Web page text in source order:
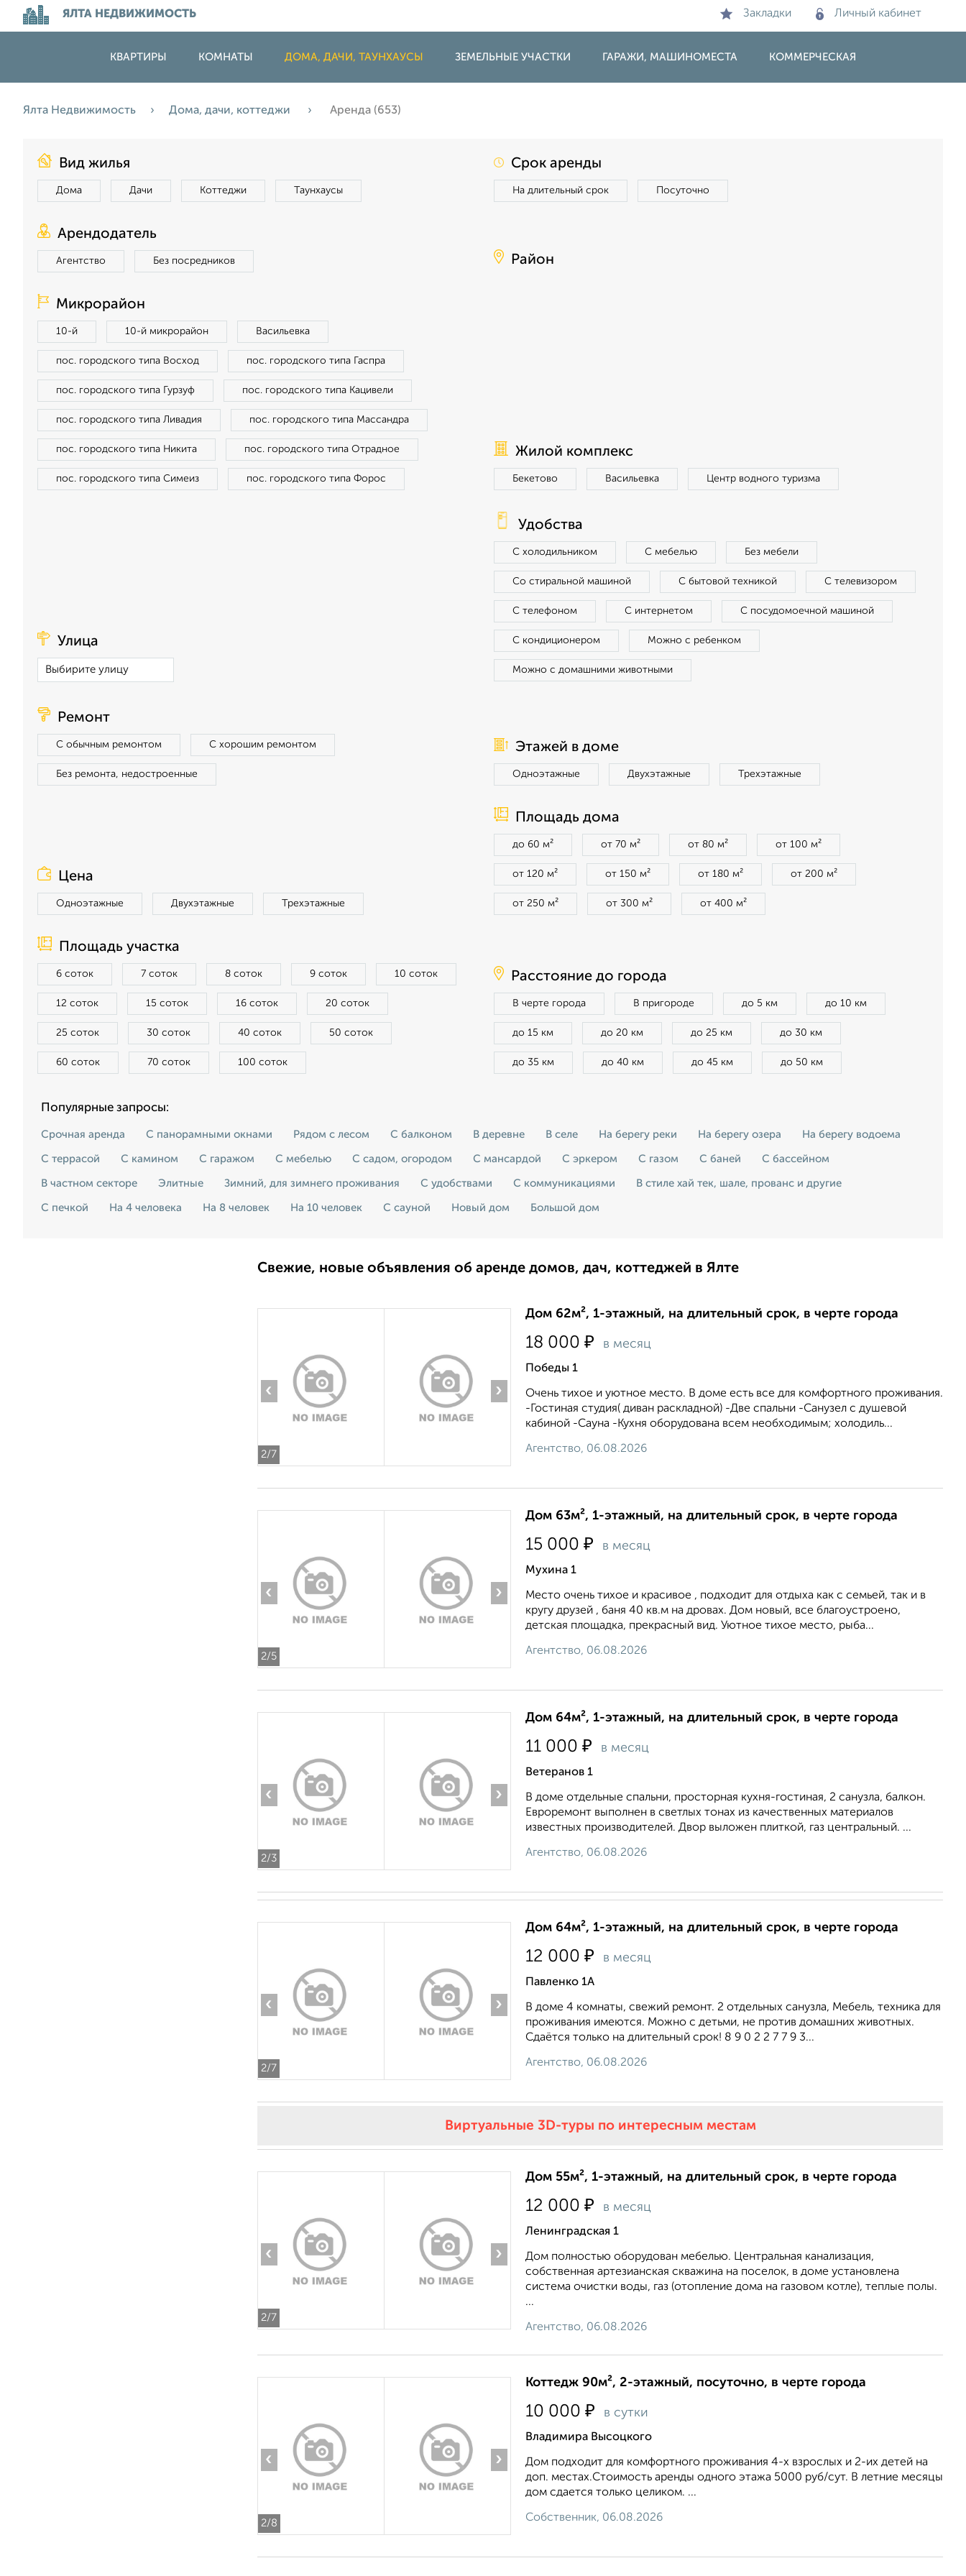
ЯЛТА НЕДВИЖИМОСТЬ Закладки Личный кабинет
КВАРТИРЫ КОМНАТЫ ДОМА, ДАЧИ, ТАУНХАУСЫ ЗЕМЕЛЬНЫЕ УЧАСТКИ ГАРАЖИ, МАШИНОМЕСТА КОММЕРЧЕСКАЯ
Ялта Недвижимость Дома, дачи, коттеджи Аренда (653)
Вид жилья
Дома Дачи Коттеджи Таунхаусы
Срок аренды
На длительный срок Посуточно
Арендодатель
Агентство Без посредников Район
Микрорайон
10-й 10-й микрорайон Васильевка
пос. городского типа Восход пос. городского типа Гаспра
пос. городского типа Гурзуф пос. городского типа Кацивели
пос. городского типа Ливадия пос. городского типа Массандра
пос. городского типа Никита пос. городского типа Отрадное
пос. городского типа Симеиз пос. городского типа Форос
Жилой комплекс
Бекетово Васильевка Центр водного туризма
Улица
Удобства
С холодильником С мебелью Без мебели
Со стиральной машиной С бытовой техникой С телевизором
С телефоном С интернетом С посудомоечной машиной
С кондиционером Можно с ребенком
Можно с домашними животными
Ремонт
С обычным ремонтом С хорошим ремонтом
Без ремонта, недостроенные
Этажей в доме
Одноэтажные Двухэтажные Трехэтажные
Цена
Одноэтажные Двухэтажные Трехэтажные
Площадь дома
до 60 м² от 70 м² от 80 м² от 100 м²
от 120 м² от 150 м² от 180 м² от 200 м²
от 250 м² от 300 м² от 400 м²
Площадь участка
6 соток 7 соток 8 соток 9 соток 10 соток
12 соток 15 соток 16 соток 20 соток
25 соток 30 соток 40 соток 50 соток
60 соток 70 соток 100 соток
Расстояние до города
В черте города В пригороде до 5 км до 10 км
до 15 км до 20 км до 25 км до 30 км
до 35 км до 40 км до 45 км до 50 км
Популярные запросы:
Срочная аренда С панорамными окнами Рядом с лесом С балконом В деревне В селе На берегу реки На берегу озера На берегу водоема
С террасой С камином С гаражом С мебелью С садом, огородом С мансардой С эркером С газом С баней С бассейном
В частном секторе Элитные Зимний, для зимнего проживания С удобствами С коммуникациями В стиле хай тек, шале, прованс и другие
С печкой На 4 человека На 8 человек На 10 человек С сауной Новый дом Большой дом
Свежие, новые объявления об аренде домов, дач, коттеджей в Ялте
2/7
‹ ›
Дом 62м², 1-этажный, на длительный срок, в черте города
18 000 ₽ в месяц
Победы 1
Очень тихое и уютное место. В доме есть все для комфортного проживания.
-Гостиная студия( диван раскладной) -Две спальни -Санузел с душевой
кабиной -Сауна -Кухня оборудована всем необходимым; холодиль...
Агентство, 06.08.2026
2/5
‹ ›
Дом 63м², 1-этажный, на длительный срок, в черте города
15 000 ₽ в месяц
Мухина 1
Место очень тихое и красивое , подходит для отдыха как с семьей, так и в
кругу друзей , баня 40 кв.м на дровах. Дом новый, все благоустроено,
детская площадка, прекрасный вид. Уютное тихое место, рыба...
Агентство, 06.08.2026
2/3
‹ ›
Дом 64м², 1-этажный, на длительный срок, в черте города
11 000 ₽ в месяц
Ветеранов 1
В доме отдельные спальни, просторная кухня-гостиная, 2 санузла, балкон.
Евроремонт выполнен в светлых тонах из качественных материалов
известных производителей. Двор выложен плиткой, газ центральный. ...
Агентство, 06.08.2026
2/7
‹ ›
Дом 64м², 1-этажный, на длительный срок, в черте города
12 000 ₽ в месяц
Павленко 1А
В доме 4 комнаты, свежий ремонт. 2 отдельных санузла, Мебель, техника для
проживания имеются. Можно с детьми, не против домашних животных.
Сдаётся только на длительный срок! 8 9 0 2 2 7 7 9 3...
Агентство, 06.08.2026
Виртуальные 3D-туры по интересным местам
2/7
‹ ›
Дом 55м², 1-этажный, на длительный срок, в черте города
12 000 ₽ в месяц
Ленинградская 1
Дом полностью оборудован мебелью. Центральная канализация,
собственная артезианская скважина на поселок, в доме установлена
система очистки воды, газ (отопление дома на газовом котле), теплые полы.
...
Агентство, 06.08.2026
2/8
‹ ›
Коттедж 90м², 2-этажный, посуточно, в черте города
10 000 ₽ в сутки
Владимира Высоцкого
Дом подходит для комфортного проживания 4-х взрослых и 2-их детей на
доп. местах.Стоимость аренды одного этажа 5000 руб/сут. В летние месяцы
дом сдается только целиком. ...
Собственник, 06.08.2026